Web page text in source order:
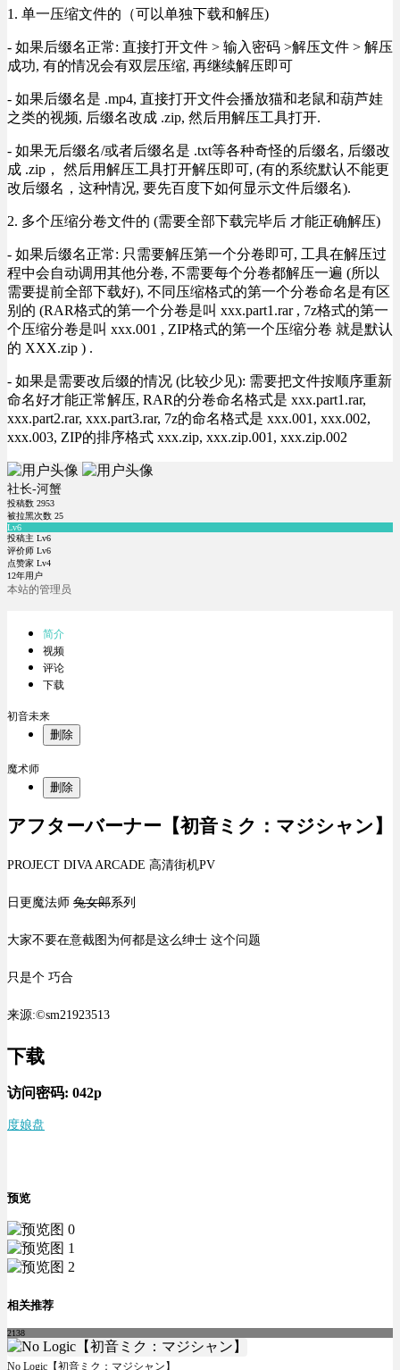
1. 单一压缩文件的（可以单独下载和解压)
- 如果后缀名正常: 直接打开文件 > 输入密码 >解压文件 > 解压
成功, 有的情况会有双层压缩, 再继续解压即可
- 如果后缀名是 .mp4, 直接打开文件会播放猫和老鼠和葫芦娃
之类的视频, 后缀名改成 .zip, 然后用解压工具打开.
- 如果无后缀名/或者后缀名是 .txt等各种奇怪的后缀名, 后缀改
成 .zip， 然后用解压工具打开解压即可, (有的系统默认不能更
改后缀名，这种情况, 要先百度下如何显示文件后缀名).
2. 多个压缩分卷文件的 (需要全部下载完毕后 才能正确解压)
- 如果后缀名正常: 只需要解压第一个分卷即可, 工具在解压过
程中会自动调用其他分卷, 不需要每个分卷都解压一遍 (所以
需要提前全部下载好), 不同压缩格式的第一个分卷命名是有区
别的 (RAR格式的第一个分卷是叫 xxx.part1.rar , 7z格式的第一
个压缩分卷是叫 xxx.001 , ZIP格式的第一个压缩分卷 就是默认
的 XXX.zip ) .
- 如果是需要改后缀的情况 (比较少见): 需要把文件按顺序重新
命名好才能正常解压, RAR的分卷命名格式是 xxx.part1.rar,
xxx.part2.rar, xxx.part3.rar, 7z的命名格式是 xxx.001, xxx.002,
xxx.003, ZIP的排序格式 xxx.zip, xxx.zip.001, xxx.zip.002
社长-河蟹
投稿数 2953
被拉黑次数 25
Lv6
投稿主 Lv6
评价师 Lv6
点赞家 Lv4
12年用户
本站的管理员
简介
视频
评论
下载
初音未来
删除
魔术师
删除
アフターバーナー【初音ミク：マジシャン】
PROJECT DIVA ARCADE 高清街机PV
日更魔法师 兔女郎系列
大家不要在意截图为何都是这么绅士 这个问题
只是个 巧合
来源:©sm21923513
下载
访问密码: 042p
度娘盘
预览
相关推荐
2138
No Logic【初音ミク：マジシャン】